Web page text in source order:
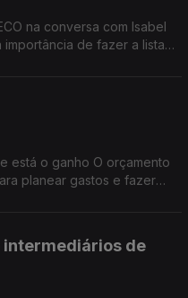
na conversa com Isabel
de fazer a lista
está o ganho O orçamento
planear gastos e fazer
intermediários de